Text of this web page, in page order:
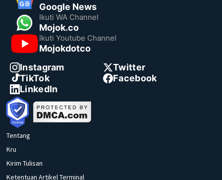
Google News
Ikuti WA Channel
Mojok.co
Ikuti Youtube Channel
Mojokdotco
Instagram
Twitter
TikTok
Facebook
LinkedIn
Tentang
Kru
Kirim Tulisan
Ketentuan Artikel Terminal